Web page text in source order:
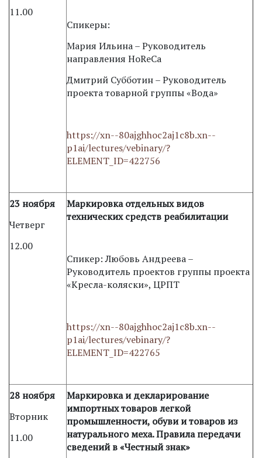
11.00
Спикеры:
Мария Ильина – Руководитель
направления HoReCa
Дмитрий Субботин – Руководитель
проекта товарной группы «Вода»
https://xn--80ajghhoc2aj1c8b.xn--
p1ai/lectures/vebinary/?
ELEMENT_ID=422756
23 ноября
Четверг
12.00
Маркировка отдельных видов
технических средств реабилитации
Спикер: Любовь Андреева –
Руководитель проектов группы проекта
«Кресла-коляски», ЦРПТ
https://xn--80ajghhoc2aj1c8b.xn--
p1ai/lectures/vebinary/?
ELEMENT_ID=422765
28 ноября
Вторник
11.00
Маркировка и декларирование
импортных товаров легкой
промышленности, обуви и товаров из
натурального меха. Правила передачи
сведений в «Честный знак»